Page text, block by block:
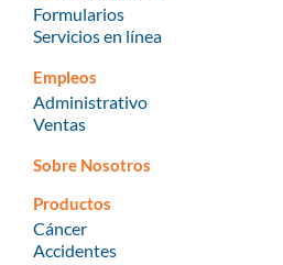
Formularios
Servicios en línea
Empleos
Administrativo
Ventas
Sobre Nosotros
Productos
Cáncer
Accidentes